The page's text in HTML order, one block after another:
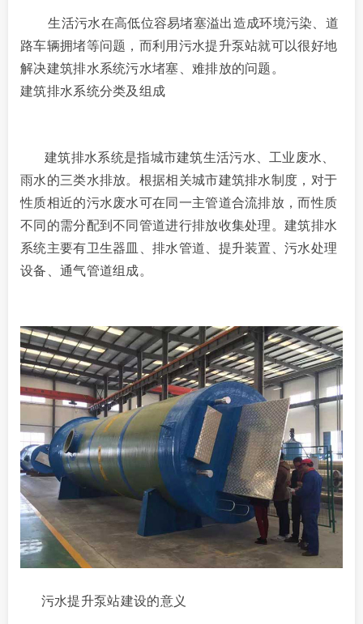
生活污水在高低位容易堵塞溢出造成环境污染、道
路车辆拥堵等问题，而利用污水提升泵站就可以很好地
解决建筑排水系统污水堵塞、难排放的问题。
建筑排水系统分类及组成
建筑排水系统是指城市建筑生活污水、工业废水、
雨水的三类水排放。根据相关城市建筑排水制度，对于
性质相近的污水废水可在同一主管道合流排放，而性质
不同的需分配到不同管道进行排放收集处理。建筑排水
系统主要有卫生器皿、排水管道、提升装置、污水处理
设备、通气管道组成。
污水提升泵站建设的意义